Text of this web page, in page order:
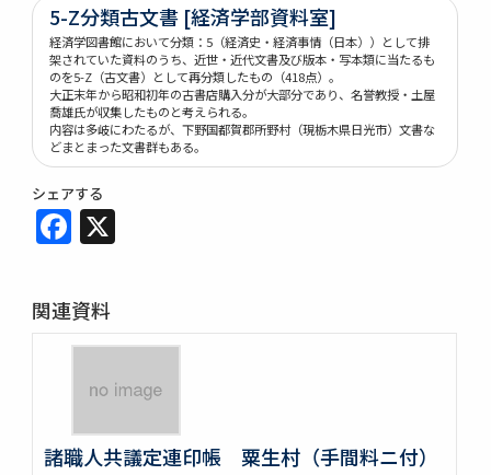
5-Z分類古文書 [経済学部資料室]
経済学図書館において分類：5（経済史・経済事情（日本））として排
架されていた資料のうち、近世・近代文書及び版本・写本類に当たるも
のを5-Z（古文書）として再分類したもの（418点）。
大正末年から昭和初年の古書店購入分が大部分であり、名誉教授・土屋
喬雄氏が収集したものと考えられる。
内容は多岐にわたるが、下野国都賀郡所野村（現栃木県日光市）文書な
どまとまった文書群もある。
シェアする
Facebook
関連資料
諸職人共議定連印帳 粟生村（手間料ニ付）